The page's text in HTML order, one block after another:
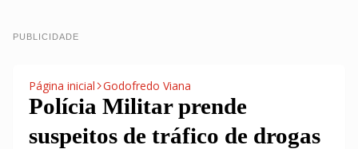
PUBLICIDADE
Página inicial Godofredo Viana
Polícia Militar prende
suspeitos de tráfico de drogas